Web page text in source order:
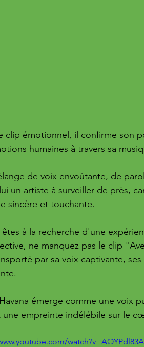
clip émotionnel, il confirme son
humaines à travers sa
de voix envoûtante, de
un artiste à surveiller de près,
sincère et touchante.
êtes à la recherche d'une
ne manquez pas le clip
par sa voix captivante,
émerge comme une voix
une empreinte indélébile sur le